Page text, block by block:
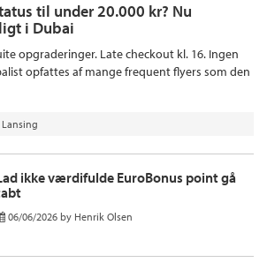
til under 20.000 kr? Nu
i Dubai
opgraderinger. Late checkout kl. 16. Ingen
opfattes af mange frequent flyers som den
ikke værdifulde EuroBonus point gå
06/06/2026 by Henrik Olsen